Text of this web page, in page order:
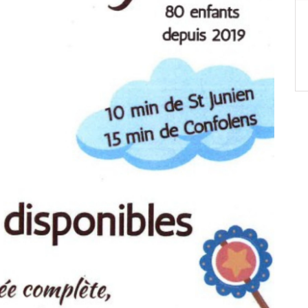
au
Paëlla – Société de chasse –
5 septembre 2026